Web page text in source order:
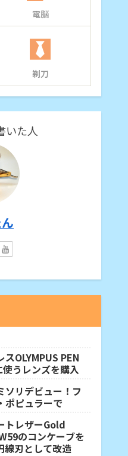
電脳
剃刀
いた人
スOLYMPUS PEN
使うレンズを購入
ソリデビュー！フ
ポピュラーで
トレザーGold
のコンケーブを
線刃として改造